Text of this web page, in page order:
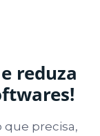
reduza
que precisa,